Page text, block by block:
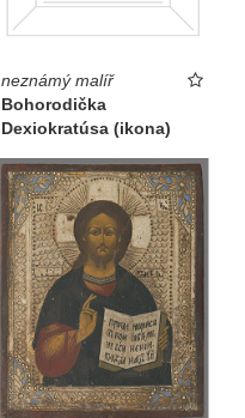
neznámý malíř
Bohorodička
Dexiokratúsa (ikona)